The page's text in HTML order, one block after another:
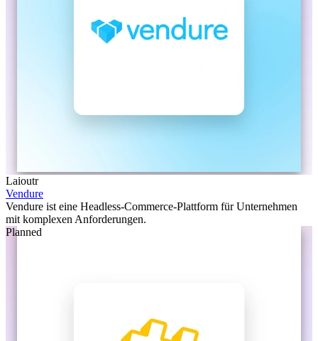
Laioutr
Vendure
Vendure ist eine Headless-Commerce-Plattform für Unternehmen
mit komplexen Anforderungen.
Planned